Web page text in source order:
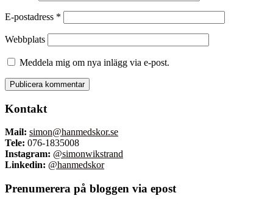
E-postadress *
Webbplats
Meddela mig om nya inlägg via e-post.
Kontakt
Mail: simon@hanmedskor.se
Tele: 076-1835008
Instagram: @simonwikstrand
Linkedin: @hanmedskor
Prenumerera på bloggen via epost